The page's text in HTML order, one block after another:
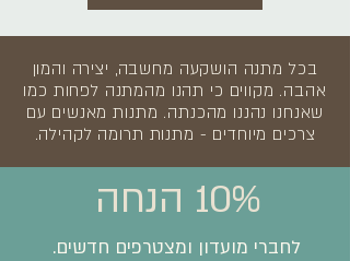
בכל מתנה הושקעה מחשבה, יצירה והמון
אהבה. מקווים כי תהנו מהמתנה לפחות כמו
שאנחנו נהננו מהכנתה. מתנות מאנשים עם
צרכים מיוחדים - מתנות תרומה לקהילה.
10% הנחה
לחברי מועדון ומצטרפים חדשים.